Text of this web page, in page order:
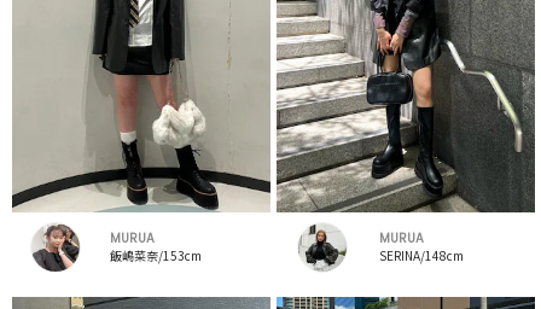
MURUA
飯嶋菜奈/153cm
MURUA
SERINA/148cm